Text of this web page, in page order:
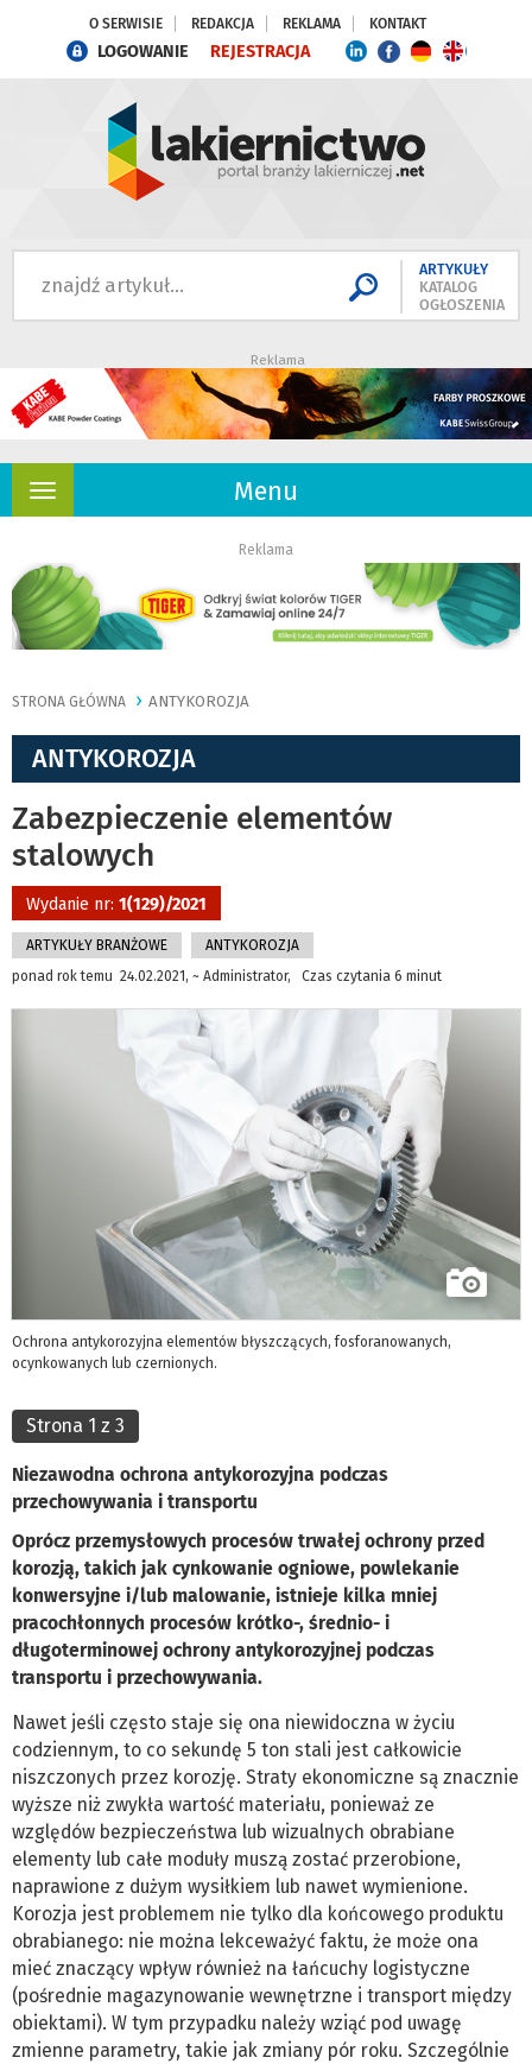
O SERWISIE REDAKCJA REKLAMA KONTAKT
LOGOWANIE REJESTRACJA
ARTYKUŁY
KATALOG
OGŁOSZENIA
Reklama
Menu
Rozwiń
Reklama
STRONA GŁÓWNA ANTYKOROZJA
ANTYKOROZJA
Zabezpieczenie elementów
stalowych
Wydanie nr: 1(129)/2021
ARTYKUŁY BRANŻOWE
ANTYKOROZJA
ponad rok temu 24.02.2021, ~ Administrator, Czas czytania 6 minut
Ochrona antykorozyjna elementów błyszczących, fosforanowanych,
ocynkowanych lub czernionych.
Strona 1 z 3
Niezawodna ochrona antykorozyjna podczas
przechowywania i transportu
Oprócz przemysłowych procesów trwałej ochrony przed
korozją, takich jak cynkowanie ogniowe, powlekanie
konwersyjne i/lub malowanie, istnieje kilka mniej
pracochłonnych procesów krótko-, średnio- i
długoterminowej ochrony antykorozyjnej podczas
transportu i przechowywania.
Nawet jeśli często staje się ona niewidoczna w życiu
codziennym, to co sekundę 5 ton stali jest całkowicie
niszczonych przez korozję. Straty ekonomiczne są znacznie
wyższe niż zwykła wartość materiału, ponieważ ze
względów bezpieczeństwa lub wizualnych obrabiane
elementy lub całe moduły muszą zostać przerobione,
naprawione z dużym wysiłkiem lub nawet wymienione.
Korozja jest problemem nie tylko dla końcowego produktu
obrabianego: nie można lekceważyć faktu, że może ona
mieć znaczący wpływ również na łańcuchy logistyczne
(pośrednie magazynowanie wewnętrzne i transport między
obiektami). W tym przypadku należy wziąć pod uwagę
zmienne parametry, takie jak zmiany pór roku. Szczególnie